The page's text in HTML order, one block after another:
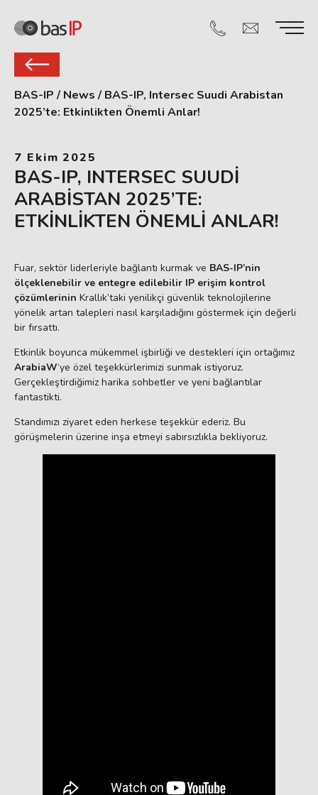
BAS-IP / News / BAS-IP, Intersec Suudi Arabistan
2025’te: Etkinlikten Önemli Anlar!
7 Ekim 2025
BAS-IP, INTERSEC SUUDI
ARABISTAN 2025’TE:
ETKINLIKTEN ÖNEMLI ANLAR!
Fuar, sektör liderleriyle bağlantı kurmak ve BAS-IP’nin
ölçeklenebilir ve entegre edilebilir IP erişim kontrol
çözümlerinin Krallık’taki yenilikçi güvenlik teknolojilerine
yönelik artan talepleri nasıl karşıladığını göstermek için değerli
bir fırsattı.
Etkinlik boyunca mükemmel işbirliği ve destekleri için ortağımız
ArabiaW‘ye özel teşekkürlerimizi sunmak istiyoruz.
Gerçekleştirdiğimiz harika sohbetler ve yeni bağlantılar
fantastikti.
Standımızı ziyaret eden herkese teşekkür ederiz. Bu
görüşmelerin üzerine inşa etmeyi sabırsızlıkla bekliyoruz.